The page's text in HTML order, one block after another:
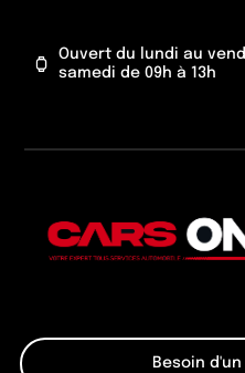
contenu
Ouvert du lundi au
samedi de 09h à 13h
Besoin